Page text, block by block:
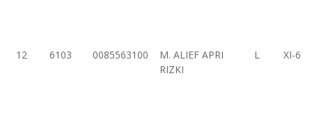
12 6103 0085563100
M. ALIEF APRI
RIZKI
L XI-6